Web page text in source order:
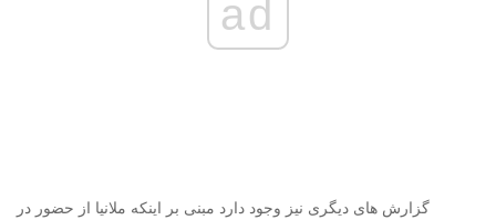
ad
گزارش های دیگری نیز وجود دارد مبنی بر اینکه ملانیا از حضور در